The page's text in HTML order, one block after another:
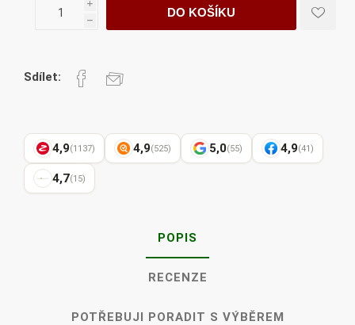
i
h
DO KOŠÍKU
Sdílet:
4,9(1137) 4,9(525) 5,0(55) 4,9(41)
4,7(15)
POPIS
RECENZE
POTŘEBUJI PORADIT S VÝBĚREM